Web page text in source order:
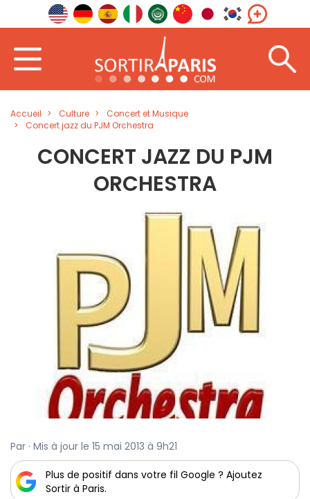
Accueil Culture
Concert et Musique
Concert jazz du PJM Orchestra
CONCERT JAZZ DU PJM
ORCHESTRA
Par · Mis à jour le 15 mai 2013 à 9h21
Plus de positif dans votre fil Google ? Ajoutez
Sortir à Paris.